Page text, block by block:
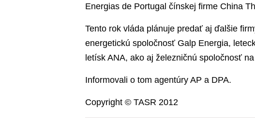
Energias de Portugal čínskej firme China
Tento rok vláda plánuje predať aj ďalšie
energetickú spoločnosť Galp Energia,
letísk ANA, ako aj železničnú spoločnosť
Informovali o tom agentúry AP a DPA.
Copyright © TASR 2012